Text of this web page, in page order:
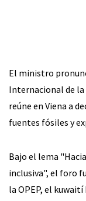
El ministro
Internacional de la
reúne en Viena a
fuentes fósiles y
Bajo el lema
inclusiva", el foro
la OPEP, el